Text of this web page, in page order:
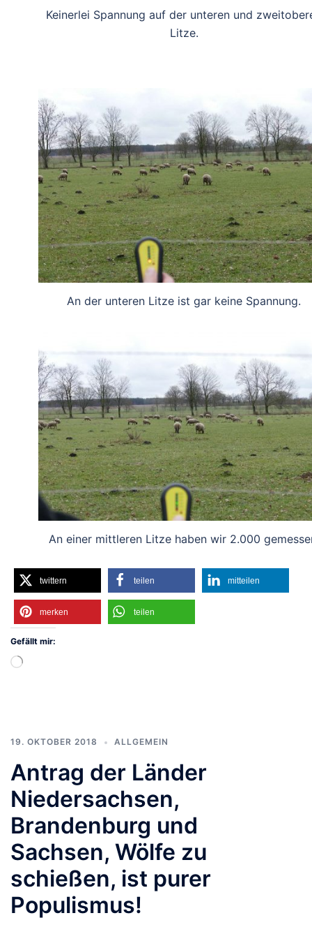
Keinerlei Spannung auf der unteren und
Litze.
An der unteren Litze ist gar keine Spannung.
An einer mittleren Litze haben wir 2.000
twittern teilen mitteilen
merken teilen
Gefällt mir:
Wird
19. OKTOBER 2018 ALLGEMEIN
Antrag der Länder
Niedersachsen,
Brandenburg und
Sachsen, Wölfe zu
schießen, ist purer
Populismus!